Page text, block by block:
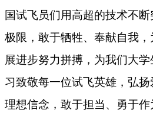
国试飞员们用高超的技术不
极限，敢于牺牲、奉献自我
展进步努力拼搏，为我们大
习致敬每一位试飞英雄，弘
理想信念，敢于担当、勇于